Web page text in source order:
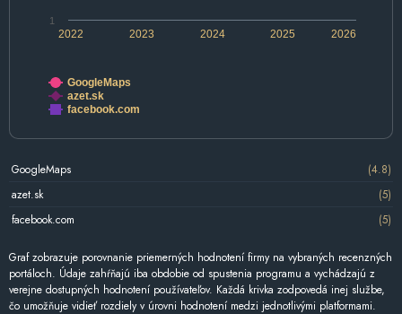
2022 2024 2026
2023 2025
1
GoogleMaps
azet.sk
facebook.com
GoogleMaps
(4.8)
azet.sk
(5)
facebook.com
(5)
Graf zobrazuje porovnanie priemerných hodnotení firmy na vybraných recenzných
portáloch. Údaje zahŕňajú iba obdobie od spustenia programu a vychádzajú z
verejne dostupných hodnotení používateľov. Každá krivka zodpovedá inej službe,
čo umožňuje vidieť rozdiely v úrovni hodnotení medzi jednotlivými platformami.